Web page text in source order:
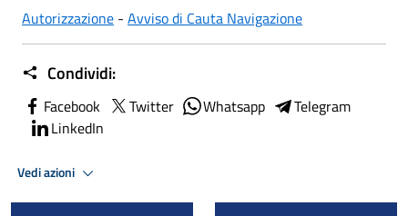
Autorizzazione - Avviso di Cauta Navigazione
Condividi:
Facebook Twitter Whatsapp
Telegram
LinkedIn
Vedi azioni